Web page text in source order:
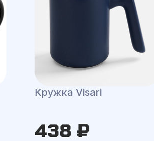
Кружка Visari
438 ₽